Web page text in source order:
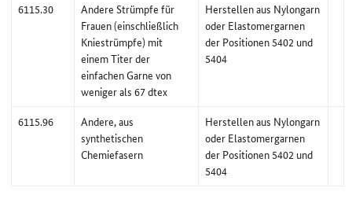
6115.30
Andere Strümpfe für
Frauen (einschließlich
Kniestrümpfe) mit
einem Titer der
einfachen Garne von
weniger als 67 dtex
Herstellen aus Nylongarn
oder Elastomergarnen
der Positionen 5402 und
5404
6115.96
Andere, aus
synthetischen
Chemiefasern
Herstellen aus Nylongarn
oder Elastomergarnen
der Positionen 5402 und
5404